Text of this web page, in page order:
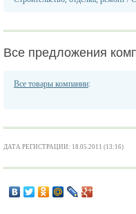
Все предложения
Все товары компании:
ДАТА РЕГИСТРАЦИИ: 18.05.2011 (13:16)